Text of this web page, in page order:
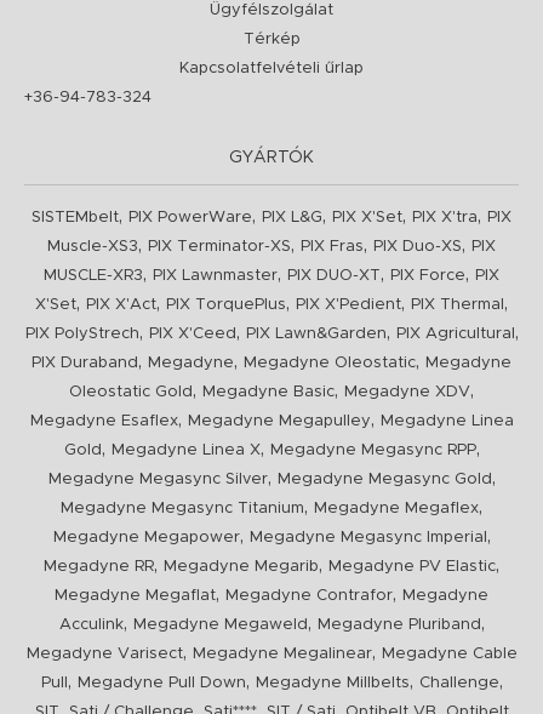
Ügyfélszolgálat
Térkép
Kapcsolatfelvételi űrlap
+36-94-783-324
GYÁRTÓK
SISTEMbelt, PIX PowerWare, PIX L&G, PIX X'Set, PIX X'tra,
PIX
Muscle-XS3, PIX Terminator-XS, PIX Fras, PIX Duo-XS,
PIX
MUSCLE-XR3, PIX Lawnmaster, PIX DUO-XT, PIX Force,
PIX
X'Set, PIX X'Act, PIX TorquePlus, PIX X'Pedient, PIX Thermal ,
PIX PolyStrech, PIX X'Ceed , PIX Lawn&Garden, PIX Agricultural ,
PIX Duraband , Megadyne, Megadyne Oleostatic,
Megadyne
Oleostatic Gold , Megadyne Basic, Megadyne XDV,
Megadyne Esaflex, Megadyne Megapulley,
Megadyne Linea
Gold , Megadyne Linea X, Megadyne Megasync RPP,
Megadyne Megasync Silver, Megadyne Megasync Gold ,
Megadyne Megasync Titanium, Megadyne Megaflex,
Megadyne Megapower, Megadyne Megasync Imperial ,
Megadyne RR, Megadyne Megarib, Megadyne PV Elastic,
Megadyne Megaflat, Megadyne Contrafor,
Megadyne
Acculink, Megadyne Megaweld , Megadyne Pluriband ,
Megadyne Varisect, Megadyne Megalinear,
Megadyne Cable
Pull
, Megadyne Pull Down, Megadyne Millbelts, Challenge,
,